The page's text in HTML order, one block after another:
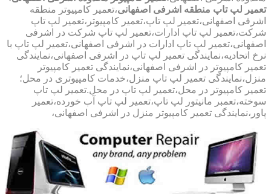
تعمیر لپ تاپ منطقه اشرفی اصفهانی،تعمیر کامپیوتر منطقه
اشرفی اصفهانی،تعمیر لپ تاپ،تعمیر کامپیوتر،تعمیر لپ تاپ
شرکت،تعمیر لپ تاپ ادارات،تعمیر لپ تاپ شرکت در اشرفی
اصفهانی،تعمیر لپ تاپ ادارات در اشرفی اصفهانی،تعمیر لپ تاپ با
نرخ اتحادیه،نمایندگی تعمیر لپ تاپ در اشرفی اصفهانی،نمایندگی
تعمیر کامپیوتر در اشرفی اصفهانی،نمایندگی تعمیر کامپیوتر
منزل،نمایندگی تعمیر لپ تاپ منزل،خدمات کامپیوتری در محل؛
تعمیر کامپیوتر در محل،تعمیر لپ تاپ در محل.تعمیر لپ تاپ
سوخته،تعمبر مانیتور لپ تاپ،تعمیر لپ تاپ آب خورده،تعمیر
پاور،نمایندگی تعمیر کامپیوتر منزل در اشرفی اصفهانی،